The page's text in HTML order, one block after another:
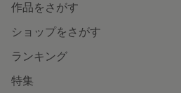
作品をさがす
ショップをさがす
ランキング
特集